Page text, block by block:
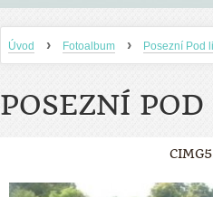
Úvod › Fotoalbum › Posezní Pod
POSEZNÍ